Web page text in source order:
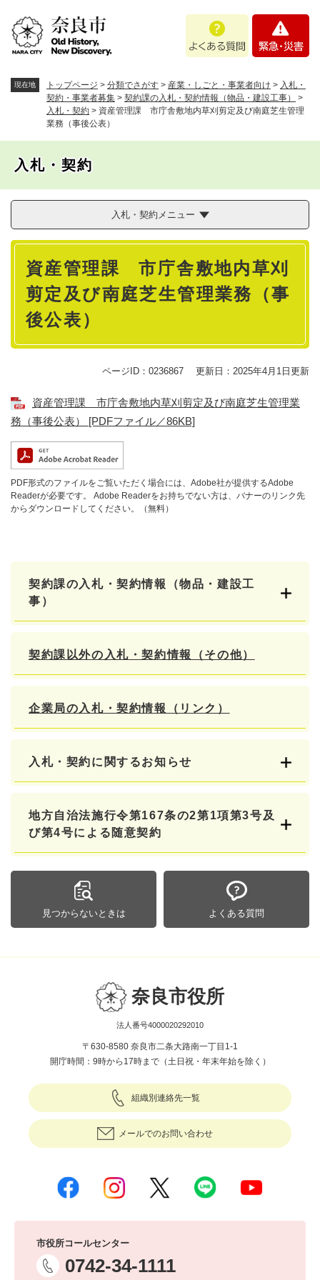
あ
問
・
現在地 トップページ > 分類でさがす > 産業・しごと・事業者向け > 入札・
契約・事業者募集 > 契約課の入札・契約情報（物品・建設工事）
>
入札・契約 > 資産管理課 市庁舎敷地内草刈剪定及び南庭芝生管理
業務（事後公表）
入札・契約
入札・契約メニュー
本
資産管理課 市庁舎敷地内草刈
剪定及び南庭芝生管理業務（事
後公表）
ページID：0236867 更新日：2025年4月1日更新
資産管理課 市庁舎敷地内草刈剪定及び南庭芝生管理業
務（事後公表） [PDFファイル／86KB]
PDF形式のファイルをご覧いただく場合には、Adobe社が提供するAdobe
Readerが必要です。
Adobe Readerをお持ちでない方は、バナーのリンク先
からダウンロードしてください。（無料）
契約課の入札・契約情報（物品・建設工
事）
契約課以外の入札・契約情報（その他）
企業局の入札・契約情報（リンク）
入札・契約に関するお知らせ
地方自治法施行令第167条の2第1項第3号及
び第4号による随意契約
見つからないときは よくある質問
奈良市役所
法人番号4000020292010
〒630-8580 奈良市二条大路南一丁目1-1
開庁時間：9時から17時まで（土日祝・年末年始を除く）
組織別連絡先一覧
メールでのお問い合わせ
市役所コールセンター
0742-34-1111